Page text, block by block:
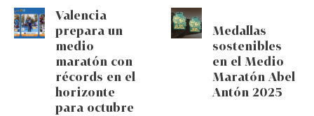
Valencia
prepara un
medio
maratón con
récords en el
horizonte
para octubre
Medallas
sostenibles
en el Medio
Maratón Abel
Antón 2025